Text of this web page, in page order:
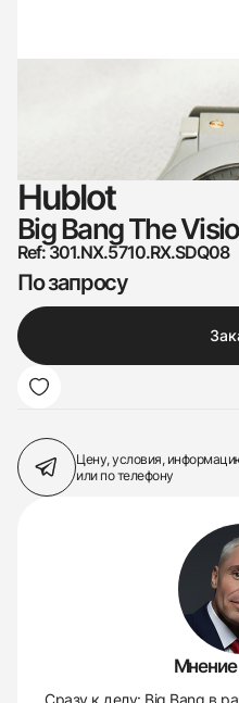
Hublot
Big Bang The
Ref: 301.NX.5710.RX.SDQ08
По запросу
Цену, условия,
или по телефону
Мнение
Сразу к делу: Big Bang в